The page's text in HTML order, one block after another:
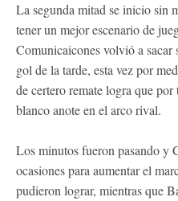
La segunda mitad se inicio sin
tener un mejor escenario de
Comunicaicones volvió a
gol de la tarde, esta vez por
de certero remate logra que
blanco anote en el arco rival.
Los minutos fueron pasando y
ocasiones para aumentar el
pudieron lograr, mientras que